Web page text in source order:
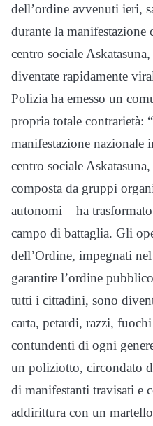
dell’ordine avvenuti ieri,
durante la
centro sociale
diventate rapidamente
Polizia ha emesso un
propria totale contrarietà:
manifestazione nazionale
centro sociale
composta da gruppi
autonomi – ha
campo di battaglia. Gli
dell’Ordine, impegnati
garantire l’ordine
tutti i cittadini, sono
carta, petardi, razzi,
contundenti di ogni
un poliziotto, circondato
di manifestanti travisati e
addirittura con un